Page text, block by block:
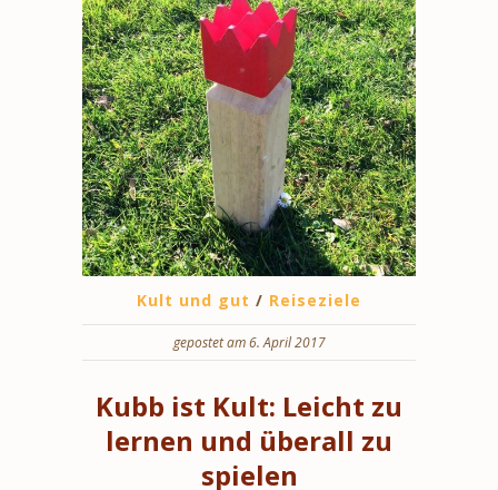
Kult und gut / Reiseziele
gepostet am 6. April 2017
Kubb ist Kult: Leicht zu
lernen und überall zu
spielen